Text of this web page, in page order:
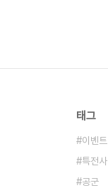
태그
이벤트
특전사
공군